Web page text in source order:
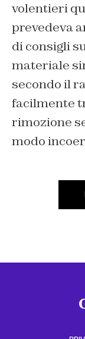
volentieri
prevedeva
di consigli
materiale
secondo il
facilmente
rimozione
modo